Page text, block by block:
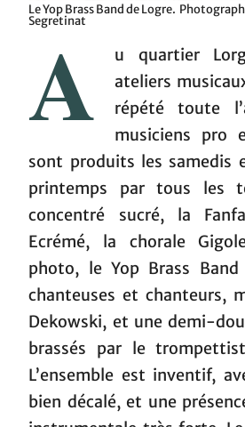
Le Yop Brass Band de Logre.
Segretinat
A
u quartier
ateliers
répété toute
musiciens pro
sont produits les samedis
printemps par tous les
concentré sucré, la
Ecrémé, la chorale
photo, le Yop Brass
chanteuses et chanteurs,
Dekowski, et une demi-
brassés par le
L’ensemble est inventif,
bien décalé, et une